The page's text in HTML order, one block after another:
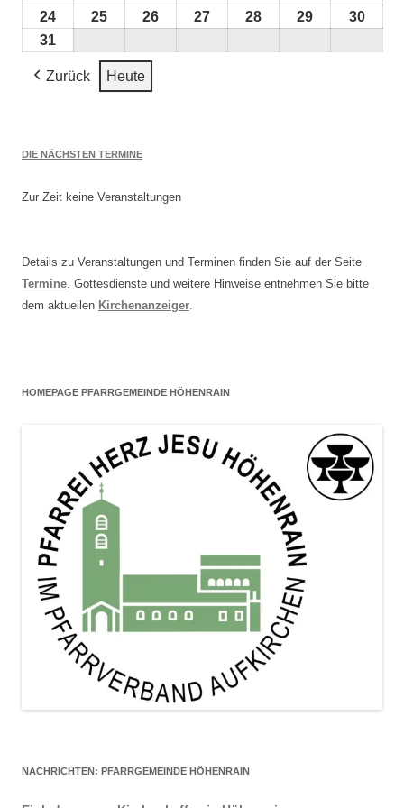
2026
August August August August August August
24 25
2026
26 27 28 29 3030.
31
August
2026
Zurück Heute
DIE NÄCHSTEN TERMINE
Zur Zeit keine Veranstaltungen
Details zu Veranstaltungen und Terminen finden Sie auf der Seite
Termine. Gottesdienste und weitere Hinweise entnehmen Sie bitte
dem aktuellen Kirchenanzeiger.
HOMEPAGE PFARRGEMEINDE HÖHENRAIN
NACHRICHTEN: PFARRGEMEINDE HÖHENRAIN